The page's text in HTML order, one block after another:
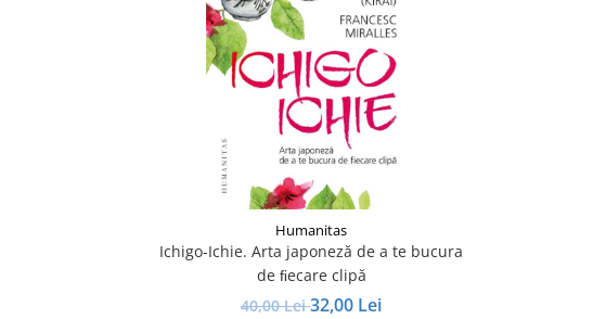
Humanitas
Ichigo-Ichie. Arta japoneză de a te bucura
de ﬁecare clipă
40,00 Lei32,00 Lei